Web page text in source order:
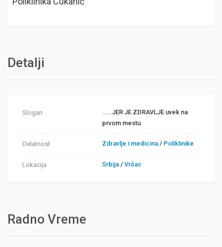
Detalji
Slogan
.....JER JE ZDRAVLJE uvek na
prvom mestu
Delatnost Zdravlje i medicina / Poliklinike
Lokacija Srbija /Vršac
Radno Vreme